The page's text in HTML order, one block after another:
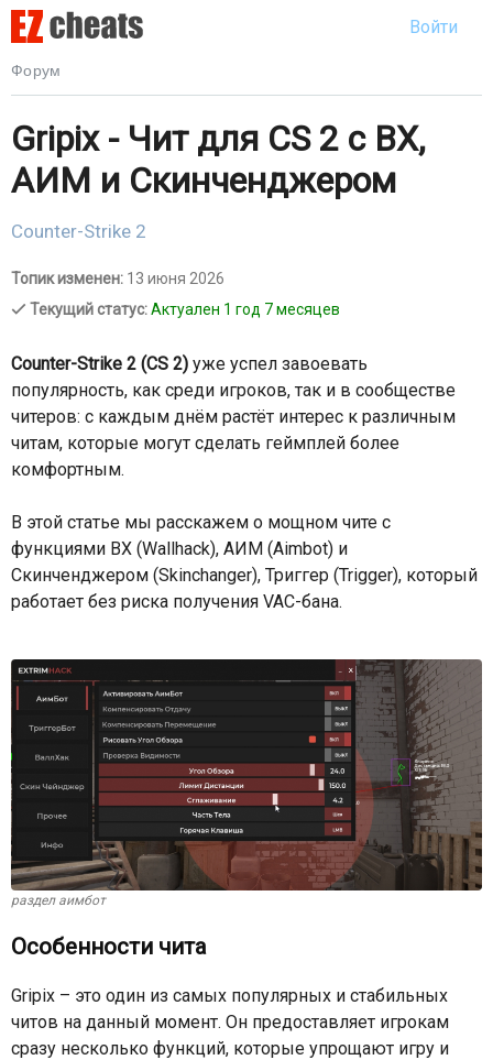
Форум
Войти
Gripix - Чит для CS 2 с ВХ,
АИМ и Скинченджером
Counter-Strike 2
Топик изменен: 13 июня 2026
Текущий статус:Актуален 1 год 7 месяцев
Counter-Strike 2 (CS 2) уже успел завоевать
популярность, как среди игроков, так и в сообществе
читеров: с каждым днём растёт интерес к различным
читам, которые могут сделать геймплей более
комфортным.
В этой статье мы расскажем о мощном чите с
функциями ВХ (Wallhack), АИМ (Aimbot) и
Скинченджером (Skinchanger), Триггер (Trigger), который
работает без риска получения VAC-бана.
раздел аимбот
Особенности чита
Gripix – это один из самых популярных и стабильных
читов на данный момент. Он предоставляет игрокам
сразу несколько функций, которые упрощают игру и